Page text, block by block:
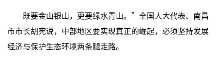
既要金山银山，更要绿水青山。”全国人大代表、南昌
市市长胡宪说，中部地区要实现真正的崛起，必须坚持发展
经济与保护生态环境两条腿走路。